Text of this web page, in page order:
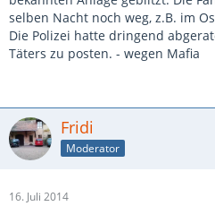
selben Nacht noch weg, z.B. im
Die Polizei hatte dringend
Täters zu posten. - wegen Mafia
Fridi
Moderator
16. Juli 2014